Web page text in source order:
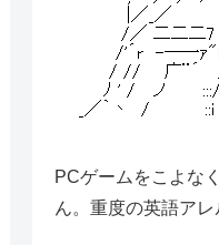
PCゲームをこよな
ん。重度の英語アレ